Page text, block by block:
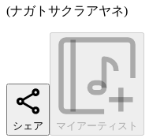
(ナガトサクラアヤネ)
シェア マイアーティスト